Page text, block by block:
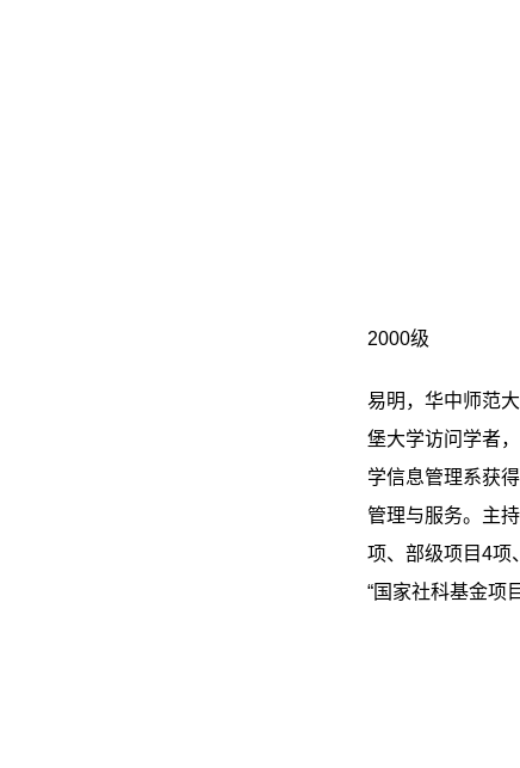
2000级
易明，华中师范
堡大学访问学者
学信息管理系获
管理与服务。主
项、部级项目4项
“国家社科基金项